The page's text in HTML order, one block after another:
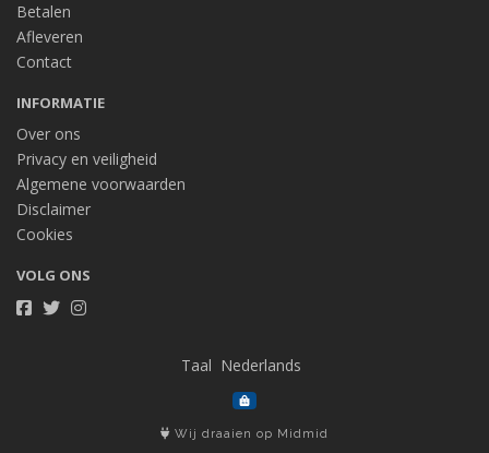
Betalen
Afleveren
Contact
INFORMATIE
Over ons
Privacy en veiligheid
Algemene voorwaarden
Disclaimer
Cookies
VOLG ONS
Taal
Wij draaien op Midmid